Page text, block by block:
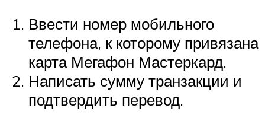
Ввести номер мобильного
телефона, к которому привязана
карта Мегафон Мастеркард.
Написать сумму транзакции и
подтвердить перевод.